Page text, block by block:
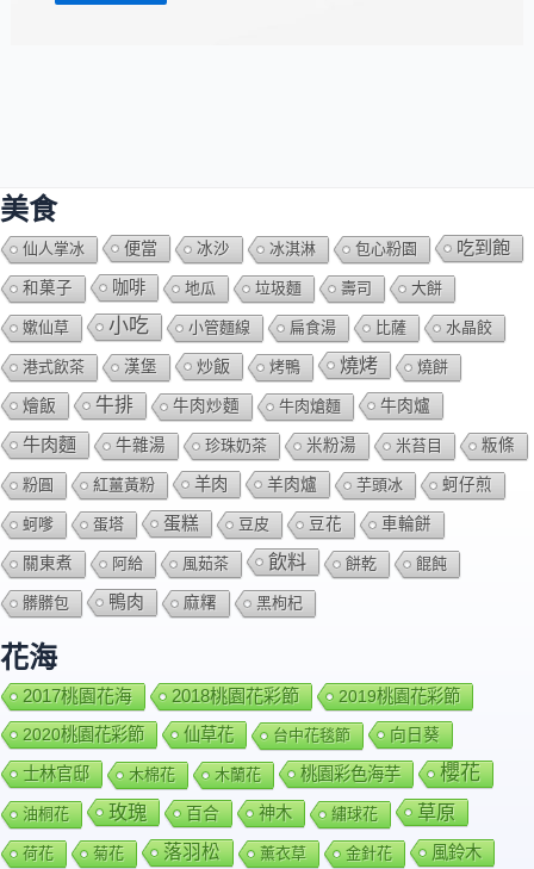
美食
仙人掌冰 便當 冰沙 冰淇淋 包心粉園 吃到飽
和菓子 咖啡 地瓜 垃圾麵 壽司 大餅
嫰仙草 小吃 小管麵線 扁食湯 比薩 水晶餃
港式飲茶 漢堡 炒飯 烤鴨 燒烤 燒餅
燴飯 牛排 牛肉炒麵 牛肉熗麵 牛肉爐
牛肉麵 牛雜湯 珍珠奶茶 米粉湯 米苔目 粄條
粉圓 紅薑黃粉 羊肉 羊肉爐 芋頭冰 蚵仔煎
蚵嗲 蛋塔 蛋糕 豆皮 豆花 車輪餅
關東煮 阿給 風茹茶 飲料 餅乾 餛飩
髒髒包 鴨肉 麻糬 黑枸杞
花海
2017桃園花海 2018桃園花彩節
2019桃園花彩節
2020桃園花彩節
仙草花 台中花毯節 向日葵
士林官邸 木棉花 木蘭花 桃園彩色海芋 櫻花
油桐花 玫瑰 百合 神木 繡球花 草原
荷花 菊花 落羽松 薰衣草 金針花 風鈴木